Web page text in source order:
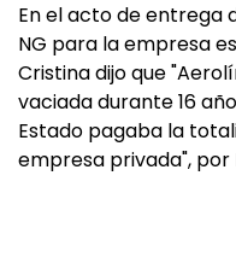
En el acto de entrega
NG para la empresa
Cristina dijo que
vaciada durante 16
Estado pagaba la
empresa privada", por